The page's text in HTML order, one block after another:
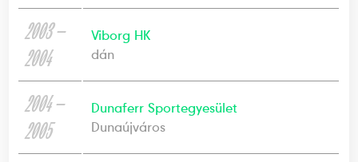
2003 —
2004
Viborg HK
dán
2004 —
2005
Dunaferr Sportegyesület
Dunaújváros